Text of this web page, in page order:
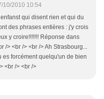
10/2010 10:54
qui disent rien et qui du
des phrases entières : j'y crois
y croire!!!!!!! Réponse dans
/> <br /> <br /> Ah Strasbourg...
es forcément quelqu'un de bien
<br /> <br />